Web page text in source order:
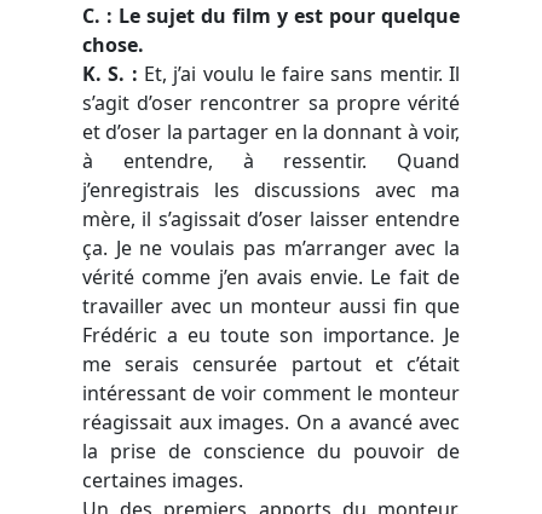
C. : Le sujet du film y est pour quelque
chose.
K. S. : Et, j’ai voulu le faire sans mentir. Il
s’agit d’oser rencontrer sa propre vérité
et d’oser la partager en la donnant à voir,
à entendre, à ressentir. Quand
j’enregistrais les discussions avec ma
mère, il s’agissait d’oser laisser entendre
ça. Je ne voulais pas m’arranger avec la
vérité comme j’en avais envie. Le fait de
travailler avec un monteur aussi fin que
Frédéric a eu toute son importance. Je
me serais censurée partout et c’était
intéressant de voir comment le monteur
réagissait aux images. On a avancé avec
la prise de conscience du pouvoir de
certaines images.